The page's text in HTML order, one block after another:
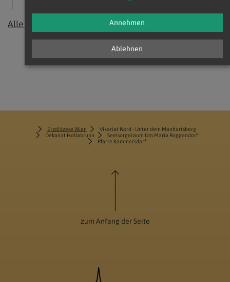
Alle Termine
GR P. Mag. Stephan
stephan.schnitzer@katholischekirche.at
Erzdiözese Wien
Vikariat Nord - Unter dem Manhartsberg
Dekanat Hollabrunn
Seelsorgeraum Um Maria Roggendorf
Pfarre Kammersdorf
zum Anfang der Seite
Ablehnen
Annehmen